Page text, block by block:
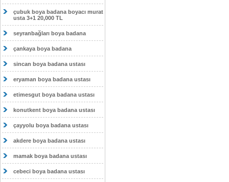
çubuk boya badana boyacı murat
usta 3+1 20,000 TL
seyranbağları boya badana
çankaya boya badana
sincan boya badana ustası
eryaman boya badana ustası
etimesgut boya badana ustası
konutkent boya badana ustası
çayyolu boya badana ustası
akdere boya badana ustası
mamak boya badana ustası
cebeci boya badana ustası